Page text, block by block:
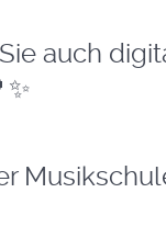
auch